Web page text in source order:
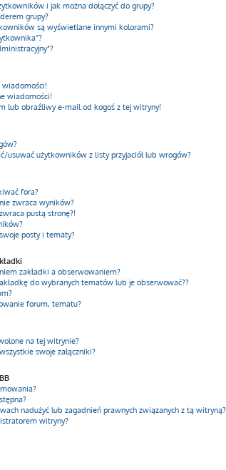
i jak można dołączyć do grupy?
grupy?
są wyświetlane innymi kolorami?
wiadomości!
wiadomości!
lub obraźliwy e-mail od kogoś z tej witryny!
usuwać użytkowników z listy przyjaciół lub wrogów?
fora?
zwraca wyników?
pustą stronę?!
posty i tematy?
zakładki a obserwowaniem?
do wybranych tematów lub je obserwować??
forum, tematu?
na tej witrynie?
swoje załączniki?
nadużyć lub zagadnień prawnych związanych z tą witryną?
witryny?